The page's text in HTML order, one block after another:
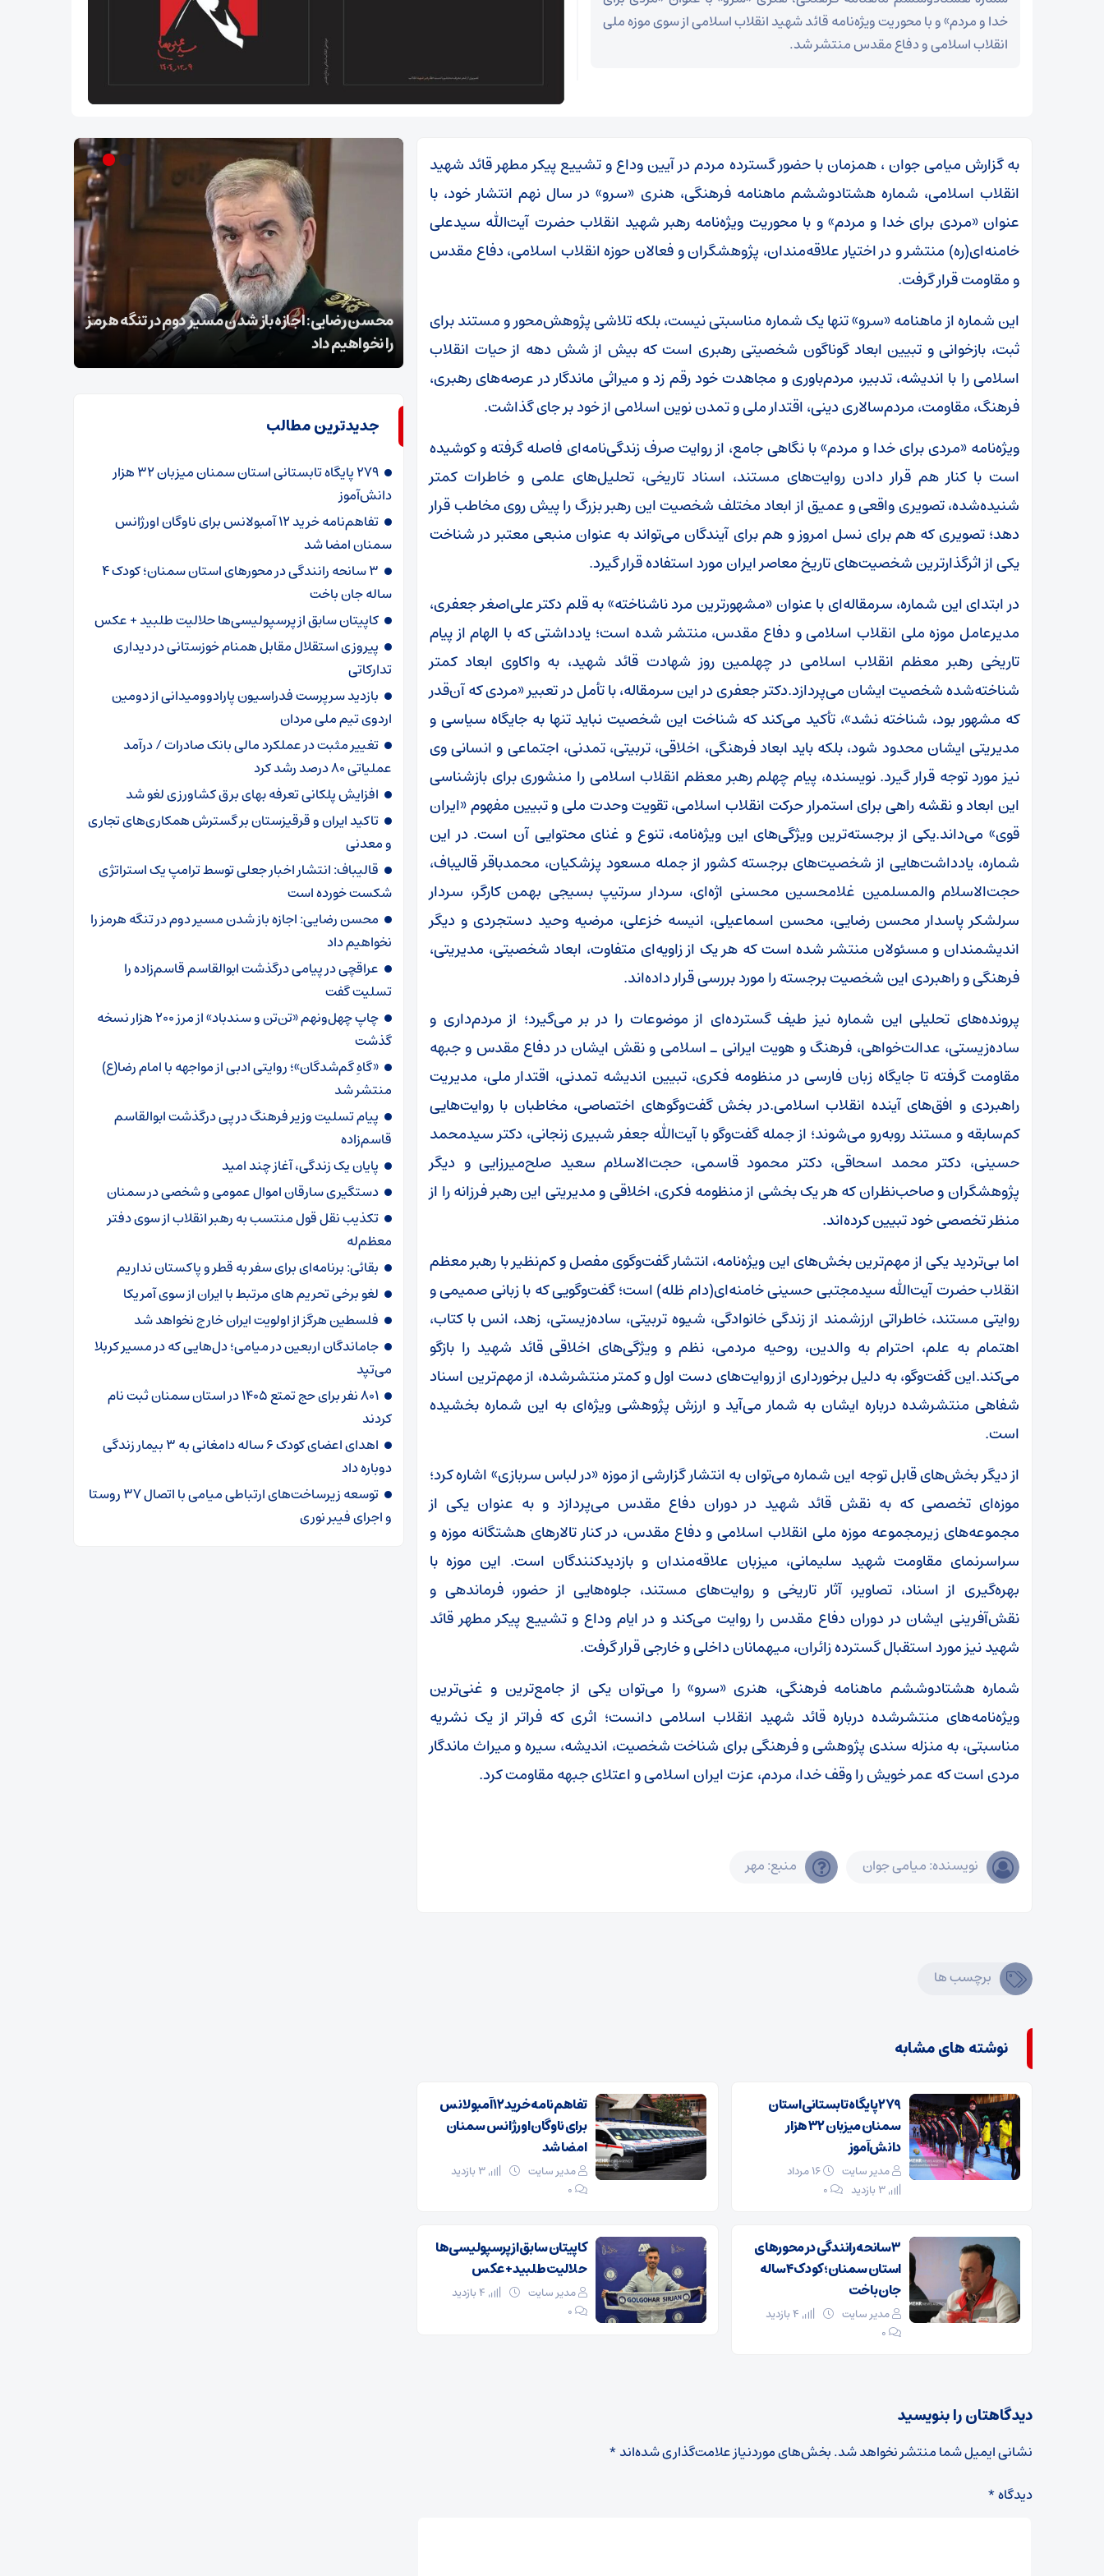
خدا و مردم» و با محوریت ویژه‌نامه قائد شهید انقلاب اسلامی از سوی موزه ملی
انقلاب اسلامی و دفاع مقدس منتشر شد.
به گزارش میامی جوان ، همزمان با حضور گسترده مردم در آیین وداع و تشییع پیکر مطهر قائد شهید
انقلاب اسلامی، شماره هشتادوششم ماهنامه فرهنگی، هنری «سرو» در سال نهم انتشار خود، با
عنوان «مردی برای خدا و مردم» و با محوریت ویژه‌نامه رهبر شهید انقلاب حضرت آیت‌الله سیدعلی
خامنه‌ای(ره) منتشر و در اختیار علاقه‌مندان، پژوهشگران و فعالان حوزه انقلاب اسلامی، دفاع مقدس
و مقاومت قرار گرفت.
این شماره از ماهنامه «سرو» تنها یک شماره مناسبتی نیست، بلکه تلاشی پژوهش‌محور و مستند برای
ثبت، بازخوانی و تبیین ابعاد گوناگون شخصیتی رهبری است که بیش از شش دهه از حیات انقلاب
اسلامی را با اندیشه، تدبیر، مردم‌باوری و مجاهدت خود رقم زد و میراثی ماندگار در عرصه‌های رهبری،
فرهنگ، مقاومت، مردم‌سالاری دینی، اقتدار ملی و تمدن نوین اسلامی از خود بر جای گذاشت.
ویژه‌نامه «مردی برای خدا و مردم» با نگاهی جامع، از روایت صرف زندگی‌نامه‌ای فاصله گرفته و کوشیده
است با کنار هم قرار دادن روایت‌های مستند، اسناد تاریخی، تحلیل‌های علمی و خاطرات کمتر
شنیده‌شده، تصویری واقعی و عمیق از ابعاد مختلف شخصیت این رهبر بزرگ را پیش روی مخاطب قرار
دهد؛ تصویری که هم برای نسل امروز و هم برای آیندگان می‌تواند به عنوان منبعی معتبر در شناخت
یکی از اثرگذارترین شخصیت‌های تاریخ معاصر ایران مورد استفاده قرار گیرد.
در ابتدای این شماره، سرمقاله‌ای با عنوان «مشهورترین مرد ناشناخته» به قلم دکتر علی‌اصغر جعفری،
مدیرعامل موزه ملی انقلاب اسلامی و دفاع مقدس، منتشر شده است؛ یادداشتی که با الهام از پیام
تاریخی رهبر معظم انقلاب اسلامی در چهلمین روز شهادت قائد شهید، به واکاوی ابعاد کمتر
شناخته‌شده شخصیت ایشان می‌پردازد.دکتر جعفری در این سرمقاله، با تأمل در تعبیر «مردی که آن‌قدر
که مشهور بود، شناخته نشد»، تأکید می‌کند که شناخت این شخصیت نباید تنها به جایگاه سیاسی و
مدیریتی ایشان محدود شود، بلکه باید ابعاد فرهنگی، اخلاقی، تربیتی، تمدنی، اجتماعی و انسانی وی
نیز مورد توجه قرار گیرد. نویسنده، پیام چهلم رهبر معظم انقلاب اسلامی را منشوری برای بازشناسی
این ابعاد و نقشه راهی برای استمرار حرکت انقلاب اسلامی، تقویت وحدت ملی و تبیین مفهوم «ایران
قوی» می‌داند.یکی از برجسته‌ترین ویژگی‌های این ویژه‌نامه، تنوع و غنای محتوایی آن است. در این
شماره، یادداشت‌هایی از شخصیت‌های برجسته کشور از جمله مسعود پزشکیان، محمدباقر قالیباف،
حجت‌الاسلام والمسلمین غلامحسین محسنی اژه‌ای، سردار سرتیپ بسیجی بهمن کارگر، سردار
سرلشکر پاسدار محسن رضایی، محسن اسماعیلی، انیسه خزعلی، مرضیه وحید دستجردی و دیگر
اندیشمندان و مسئولان منتشر شده است که هر یک از زاویه‌ای متفاوت، ابعاد شخصیتی، مدیریتی،
فرهنگی و راهبردی این شخصیت برجسته را مورد بررسی قرار داده‌اند.
پرونده‌های تحلیلی این شماره نیز طیف گسترده‌ای از موضوعات را در بر می‌گیرد؛ از مردم‌داری و
ساده‌زیستی، عدالت‌خواهی، فرهنگ و هویت ایرانی ـ اسلامی و نقش ایشان در دفاع مقدس و جبهه
مقاومت گرفته تا جایگاه زبان فارسی در منظومه فکری، تبیین اندیشه تمدنی، اقتدار ملی، مدیریت
راهبردی و افق‌های آینده انقلاب اسلامی.در بخش گفت‌وگوهای اختصاصی، مخاطبان با روایت‌هایی
کم‌سابقه و مستند روبه‌رو می‌شوند؛ از جمله گفت‌وگو با آیت‌الله جعفر شبیری زنجانی، دکتر سیدمحمد
حسینی، دکتر محمد اسحاقی، دکتر محمود قاسمی، حجت‌الاسلام سعید صلح‌میرزایی و دیگر
پژوهشگران و صاحب‌نظران که هر یک بخشی از منظومه فکری، اخلاقی و مدیریتی این رهبر فرزانه را از
منظر تخصصی خود تبیین کرده‌اند.
اما بی‌تردید یکی از مهم‌ترین بخش‌های این ویژه‌نامه، انتشار گفت‌وگوی مفصل و کم‌نظیر با رهبر معظم
انقلاب حضرت آیت‌الله سیدمجتبی حسینی خامنه‌ای(دام ظله) است؛ گفت‌وگویی که با زبانی صمیمی و
روایتی مستند، خاطراتی ارزشمند از زندگی خانوادگی، شیوه تربیتی، ساده‌زیستی، زهد، انس با کتاب،
اهتمام به علم، احترام به والدین، روحیه مردمی، نظم و ویژگی‌های اخلاقی قائد شهید را بازگو
می‌کند.این گفت‌وگو، به دلیل برخورداری از روایت‌های دست اول و کمتر منتشرشده، از مهم‌ترین اسناد
شفاهی منتشرشده درباره ایشان به شمار می‌آید و ارزش پژوهشی ویژه‌ای به این شماره بخشیده
است.
از دیگر بخش‌های قابل توجه این شماره می‌توان به انتشار گزارشی از موزه «در لباس سربازی» اشاره کرد؛
موزه‌ای تخصصی که به نقش قائد شهید در دوران دفاع مقدس می‌پردازد و به عنوان یکی از
مجموعه‌های زیرمجموعه موزه ملی انقلاب اسلامی و دفاع مقدس، در کنار تالارهای هشتگانه موزه و
سراسرنمای مقاومت شهید سلیمانی، میزبان علاقه‌مندان و بازدیدکنندگان است. این موزه با
بهره‌گیری از اسناد، تصاویر، آثار تاریخی و روایت‌های مستند، جلوه‌هایی از حضور، فرماندهی و
نقش‌آفرینی ایشان در دوران دفاع مقدس را روایت می‌کند و در ایام وداع و تشییع پیکر مطهر قائد
شهید نیز مورد استقبال گسترده زائران، میهمانان داخلی و خارجی قرار گرفت.
شماره هشتادوششم ماهنامه فرهنگی، هنری «سرو» را می‌توان یکی از جامع‌ترین و غنی‌ترین
ویژه‌نامه‌های منتشرشده درباره قائد شهید انقلاب اسلامی دانست؛ اثری که فراتر از یک نشریه
مناسبتی، به منزله سندی پژوهشی و فرهنگی برای شناخت شخصیت، اندیشه، سیره و میراث ماندگار
مردی است که عمر خویش را وقف خدا، مردم، عزت ایران اسلامی و اعتلای جبهه مقاومت کرد.
نویسنده: میامی جوان منبع: مهر
برچسب ها
نوشته های مشابه
۲۷۹ پایگاه تابستانی استان
سمنان میزبان ۳۲ هزار
دانش‌آموز
مدیر سایت
۰
تفاهم‌نامه خرید ۱۲ آمبولانس
برای ناوگان اورژانس سمنان
امضا شد
مدیر سایت
3 بازدید
۰
۳ سانحه رانندگی در محورهای
استان سمنان؛ کودک ۴ ساله
جان باخت
مدیر سایت
۰
کاپیتان سابق از پرسپولیسی‌ها
حلالیت طلبید + عکس
مدیر سایت
۰
دیدگاهتان را بنویسید
نشانی ایمیل شما منتشر نخواهد شد.بخش‌های موردنیاز علامت‌گذاری شده‌اند*
دیدگاه*
عراقچی در پیامی درگذشت ابوالقاسم قاسم‌زاده را
تسلیت گفت
قالیباف: انتشار اخبار جعلی توسط ترامپ یک
استراتژی شکست خورده است
محسن رضایی: اجازه باز شدن مسیر دوم در تنگه هرمز
را نخواهیم داد
جدیدترین مطالب
۲۷۹ پایگاه تابستانی استان سمنان میزبان ۳۲ هزار
دانش‌آموز
تفاهم‌نامه خرید ۱۲ آمبولانس برای ناوگان اورژانس
سمنان امضا شد
۳ سانحه رانندگی در محورهای استان سمنان؛ کودک ۴
ساله جان باخت
کاپیتان سابق از پرسپولیسی‌ها حلالیت طلبید + عکس
پیروزی استقلال مقابل همنام خوزستانی در دیداری
تدارکاتی
بازدید سرپرست فدراسیون پارادوومیدانی از دومین
اردوی تیم ملی مردان
تغییر مثبت در عملکرد مالی بانک صادرات / درآمد
عملیاتی ۸۰ درصد رشد کرد
افزایش پلکانی تعرفه بهای برق کشاورزی لغو شد
تاکید ایران و قرقیزستان بر گسترش همکاری‌های تجاری
و معدنی
قالیباف: انتشار اخبار جعلی توسط ترامپ یک استراتژی
شکست خورده است
محسن رضایی: اجازه باز شدن مسیر دوم در تنگه هرمز را
نخواهیم داد
عراقچی در پیامی درگذشت ابوالقاسم قاسم‌زاده را
تسلیت گفت
چاپ چهل‌ونهم «تن‌تن و سندباد» از مرز ۲۰۰ هزار نسخه
گذشت
«گاهِ گم‌شدگان»؛ روایتی ادبی از مواجهه با امام رضا(ع)
منتشر شد
پیام تسلیت وزیر فرهنگ در پی درگذشت ابوالقاسم
قاسم‌زاده
پایان یک زندگی، آغاز چند امید
دستگیری سارقان اموال عمومی و شخصی در سمنان
تکذیب نقل قول منتسب به رهبر انقلاب از سوی دفتر
معظم‌له
بقائی: برنامه‌ای برای سفر به قطر و پاکستان نداریم
لغو برخی تحریم های مرتبط با ایران از سوی آمریکا
فلسطین هرگز از اولویت ایران خارج نخواهد شد
جاماندگان اربعین در میامی؛ دل‌هایی که در مسیر کربلا
می‌تپد
۸۰۱ نفر برای حج تمتع ۱۴۰۵ در استان سمنان ثبت نام
کردند
اهدای اعضای کودک ۶ ساله دامغانی به ۳ بیمار زندگی
دوباره داد
توسعه زیرساخت‌های ارتباطی میامی با اتصال ۳۷ روستا
و اجرای فیبر نوری